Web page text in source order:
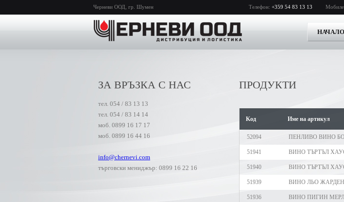
Черневи ООД, гр. Шумен Телефон: +359 54 83 13 13
НАЧАЛО
ЗА ВРЪЗКА С НАС
тел. 054 / 83 13 13
тел. 054 / 83 14 14
моб. 0899 16 17 17
моб. 0899 16 44 16
info@chernevi.com
търговски мениджър: 0899 16 22 16
ПРОДУКТИ
Kод Име на артикул
52094 ПЕНЛИВО ВИНО
51941 ВИНО ТЪРТЪЛ
51940 ВИНО ТЪРТЪЛ
51939 ВИНО ЛЬО ЖАРДЕН
51936 ВИНО ПИГИН